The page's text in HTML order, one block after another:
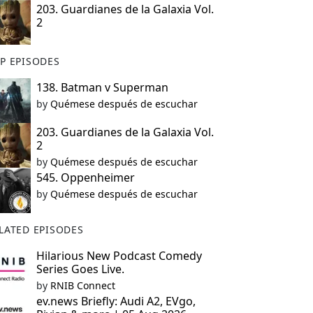
203. Guardianes de la Galaxia Vol.
2
EPISODES
138. Batman v Superman
by Quémese después de escuchar
203. Guardianes de la Galaxia Vol.
2
by Quémese después de escuchar
545. Oppenheimer
by Quémese después de escuchar
EPISODES
Hilarious New Podcast Comedy
Series Goes Live.
by RNIB Connect
ev.news Briefly: Audi A2, EVgo,